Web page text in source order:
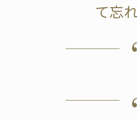
て忘